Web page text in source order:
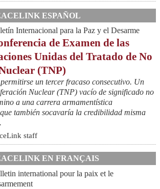
ESPAÑOL
Internacional para la Paz y el Desarme
de Examen de las
Unidas del Tratado de No
(TNP)
un tercer fracaso consecutivo. Un
Nuclear (TNP) vacío de significado no
a una carrera armamentística
también socavaría la credibilidad misma
staff
EN FRANÇAIS
international pour la paix et le